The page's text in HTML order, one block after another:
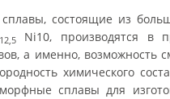
состоящие из
12,5Ni10, производятся в
а именно, возможность
химического
сплавы для